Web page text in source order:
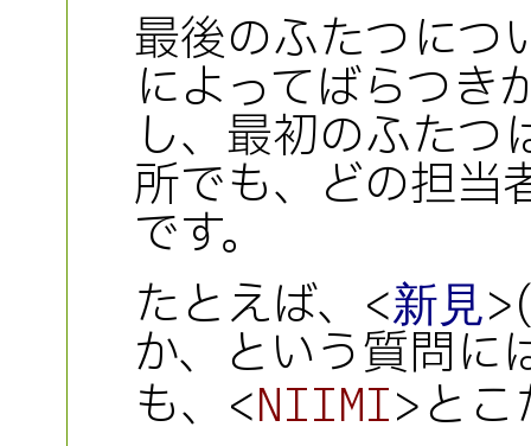
最後のふたつにつ
によってばらつき
し、最初のふた
所でも、どの担当
です。
たとえば、<新見
か、という質問に
も、<NIIMI>と